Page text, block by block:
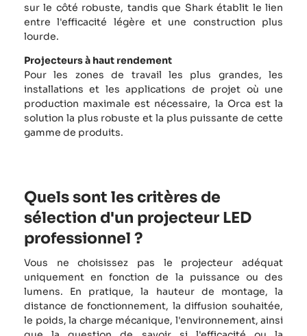
sur le côté robuste, tandis que Shark établit le lien
entre l'efficacité légère et une construction plus
lourde.
Projecteurs à haut rendement
Pour les zones de travail les plus grandes, les
installations et les applications de projet où une
production maximale est nécessaire, la Orca est la
solution la plus robuste et la plus puissante de cette
gamme de produits.
Quels sont les critères de
sélection d'un projecteur LED
professionnel ?
Vous ne choisissez pas le projecteur adéquat
uniquement en fonction de la puissance ou des
lumens. En pratique, la hauteur de montage, la
distance de fonctionnement, la diffusion souhaitée,
le poids, la charge mécanique, l'environnement, ainsi